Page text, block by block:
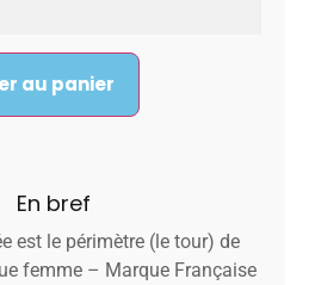
au panier
En bref
est le périmètre (le tour) de
femme – Marque Française